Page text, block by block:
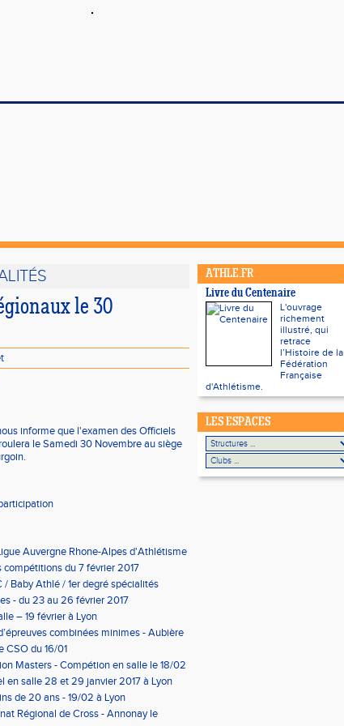
le 30
informe que l'examen des Officiels
le Samedi 30 Novembre au siège
Auvergne Rhone-Alpes d'Athlétisme
du 7 février 2017
/ Baby Athlé / 1er degré spécialités
- du 23 au 26 février 2017
– 19 février à Lyon
combinées minimes - Aubière
CSO du 16/01
Masters - Compétion en salle le 18/02
en salle 28 et 29 janvier 2017 à Lyon
de 20 ans - 19/02 à Lyon
Régional de Cross - Annonay le
ATHLE.FR
Livre du Centenaire
L'ouvrage
richement
illustré, qui
retrace
l’Histoire de la
Fédération
Française
d'Athlétisme.
LES ESPACES